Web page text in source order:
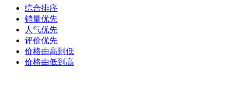
综合排序
销量优先
人气优先
评价优先
价格由高到低
价格由低到高